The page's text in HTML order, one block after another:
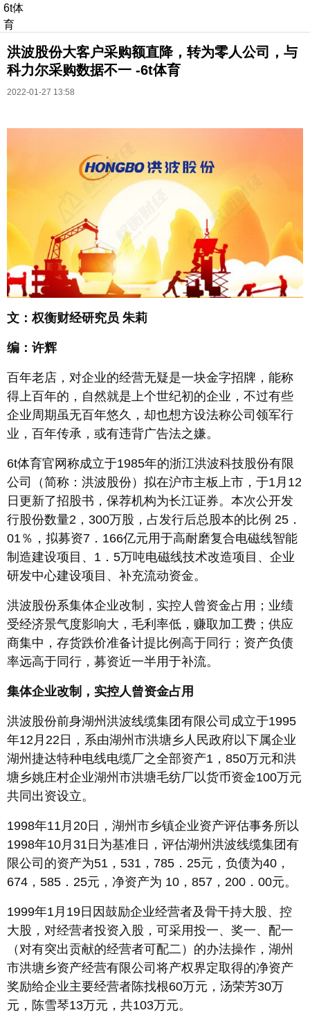
6t体
育
洪波股份大客户采购额直降，转为零人公司，与
科力尔采购数据不一 -6t体育
2022-01-27 13:58
文：权衡财经研究员 朱莉
编：许辉
百年老店，对企业的经营无疑是一块金字招牌，能称
得上百年的，自然就是上个世纪初的企业，不过有些
企业周期虽无百年悠久，却也想方设法称公司领军行
业，百年传承，或有违背广告法之嫌。
6t体育官网称成立于1985年的浙江洪波科技股份有限
公司（简称：洪波股份）拟在沪市主板上市，于1月12
日更新了招股书，保荐机构为长江证券。本次公开发
行股份数量2，300万股，占发行后总股本的比例 25．
01％，拟募资7．166亿元用于高耐磨复合电磁线智能
制造建设项目、1．5万吨电磁线技术改造项目、企业
研发中心建设项目、补充流动资金。
洪波股份系集体企业改制，实控人曾资金占用；业绩
受经济景气度影响大，毛利率低，赚取加工费；供应
商集中，存货跌价准备计提比例高于同行；资产负债
率远高于同行，募资近一半用于补流。
集体企业改制，实控人曾资金占用
洪波股份前身湖州洪波线缆集团有限公司成立于1995
年12月22日，系由湖州市洪塘乡人民政府以下属企业
湖州捷达特种电线电缆厂之全部资产1，850万元和洪
塘乡姚庄村企业湖州市洪塘毛纺厂以货币资金100万元
共同出资设立。
1998年11月20日，湖州市乡镇企业资产评估事务所以
1998年10月31日为基准日，评估湖州洪波线缆集团有
限公司的资产为51，531，785．25元，负债为40，
674，585．25元，净资产为 10，857，200．00元。
1999年1月19日因鼓励企业经营者及骨干持大股、控
大股，对经营者投资入股，可采用投一、奖一、配一
（对有突出贡献的经营者可配二）的办法操作，湖州
市洪塘乡资产经营有限公司将产权界定取得的净资产
奖励给企业主要经营者陈找根60万元，汤荣芳30万
元，陈雪琴13万元，共103万元。
进入ofweek阅读全文